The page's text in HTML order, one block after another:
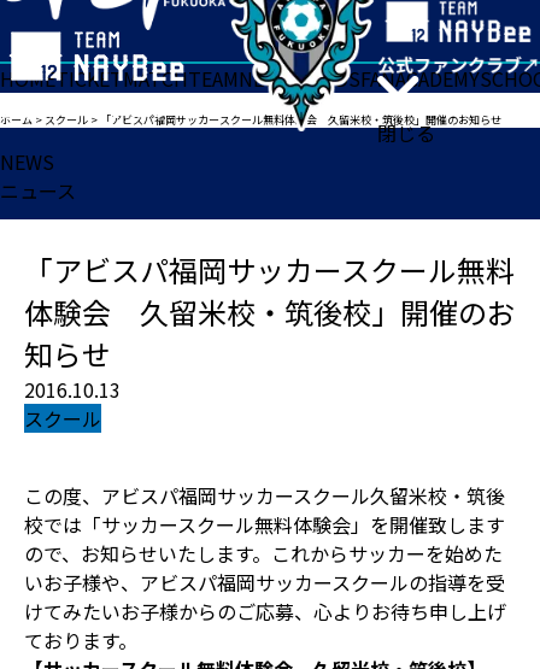
閉じる
HOMETICKETMATCHTEAMNEWSGOODSFANACADEMY
ホーム > スクール > 「アビスパ福岡サッカースクール無料体験会 久留米校・筑後校」開催のお知らせ
NEWS
ニュース
「アビスパ福岡サッカースクール無料
体験会 久留米校・筑後校」開催のお
知らせ
2016.10.13
スクール
この度、アビスパ福岡サッカースクール久留米校・筑後
校では「サッカースクール無料体験会」を開催致します
ので、お知らせいたします。これからサッカーを始めた
いお子様や、アビスパ福岡サッカースクールの指導を受
けてみたいお子様からのご応募、心よりお待ち申し上げ
ております。